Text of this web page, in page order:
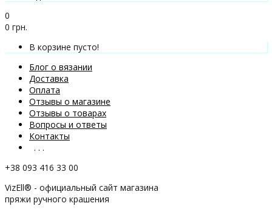
0
0 грн.
В корзине пусто!
Блог о вязании
Доставка
Оплата
Отзывы о магазине
Отзывы о товарах
Вопросы и ответы
Контакты
. . .
+38 093 416 33 00
VizEll® - официальный сайт магазина
пряжи ручного крашения